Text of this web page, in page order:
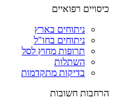
כיסויים רפואיים
ניתוחים בארץ
ניתוחים בחו"ל
תרופות מחוץ לסל
השתלות
בדיקות מתקדמות
הרחבות חשובות